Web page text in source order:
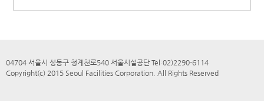
04704 서울시 성동구 청계천로540 서울시설공단 Tel:02)2290-6114
Copyright(c) 2015 Seoul Facilities Corporation. All Rights Reserved